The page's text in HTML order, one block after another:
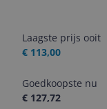
Laagste prijs ooit
€ 113,00
Goedkoopste nu
€ 127,72